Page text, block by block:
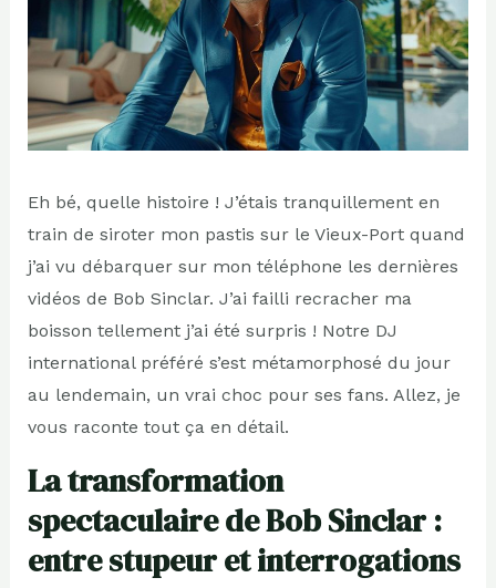
Eh bé, quelle histoire ! J’étais tranquillement en
train de siroter mon pastis sur le Vieux-Port quand
j’ai vu débarquer sur mon téléphone les dernières
vidéos de Bob Sinclar. J’ai failli recracher ma
boisson tellement j’ai été surpris ! Notre DJ
international préféré s’est métamorphosé du jour
au lendemain, un vrai choc pour ses fans. Allez, je
vous raconte tout ça en détail.
La transformation
spectaculaire de Bob Sinclar :
entre stupeur et interrogations